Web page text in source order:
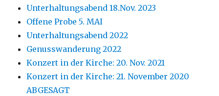
Unterhaltungsabend 18.Nov. 2023
Offene Probe 5. MAI
Unterhaltungsabend 2022
Genusswanderung 2022
Konzert in der Kirche: 20. Nov. 2021
Konzert in der Kirche: 21. November 2020
ABGESAGT